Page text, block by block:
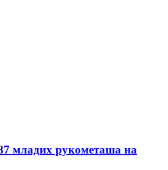
младих рукометаша на